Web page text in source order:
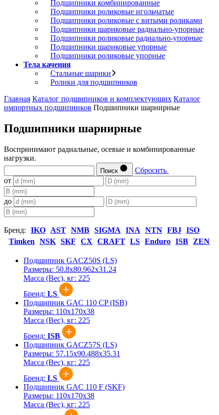
Подшипники комбинированные
Подшипники роликовые игольчатые
Подшипники роликовые с витыми роликами
Подшипники шариковые радиально-упорные
Подшипники роликовые радиально-упорные
Подшипники шариковые упорные
Подшипники роликовые упорные
Тела качения
Стальные шарики
Ролики для подшипников
Главная Каталог подшипников и комплектующих Каталог
импортных подшипников Подшипники шарнирные
Подшипники шарнирные
Воспринимают радиальные, осевые и комбинированные
нагрузки.
Поиск
Сбросить
от
до
Бренд: IKO AST NMB SIGMA INA NTN FBJ ISO
Timken
NSK SKF CX CRAFT LS Enduro ISB ZEN
Подшипник GACZ50S (LS)
Размеры: 50.8x80.962x31.24
Масса (Вес), кг: 225
Бренд: LS
Подшипник GAC 110 CP (ISB)
Размеры: 110x170x38
Масса (Вес), кг: 225
Бренд: ISB
Подшипник GACZ57S (LS)
Размеры: 57.15x90.488x35.31
Масса (Вес), кг: 225
Бренд: LS
Подшипник GAC 110 F (SKF)
Размеры: 110x170x38
Масса (Вес), кг: 225